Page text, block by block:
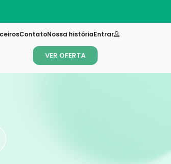
Entrar
Nossa história
Contato
VER OFERTA